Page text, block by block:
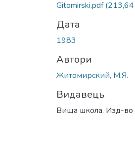
Gitomirski.pdf(213,64
Дата
1983
Автори
Житомирский, М.Я.
Видавець
Вища школа. Изд-во